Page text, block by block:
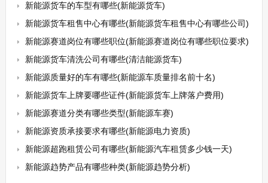
新能源货车的车型有哪些(新能源货车)
新能源货车租售中心有哪些(新能源货车租售中心有哪些公司)
新能源赛道岗位有哪些职位(新能源赛道岗位有哪些职位要求)
新能源货车清洗公司有哪些(清洁能源货车)
新能源质量好的车有哪些(新能源车质量排名前十名)
新能源货车上牌要哪些证件(新能源货车上牌落户费用)
新能源赛道分类有哪些类型(新能源车赛)
新能源资质承接要求有哪些(新能源电力资质)
新能源超跑租赁公司有哪些(新能源汽车租赁多少钱一天)
新能源趋势产品有哪些种类(新能源趋势分析)